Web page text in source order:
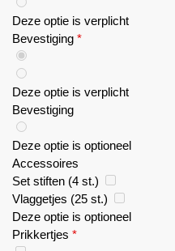
Deze optie is verplicht
Bevestiging *
Deze optie is verplicht
Bevestiging
Deze optie is optioneel
Accessoires
Set stiften (4 st.)
Vlaggetjes (25 st.)
Deze optie is optioneel
Prikkertjes *